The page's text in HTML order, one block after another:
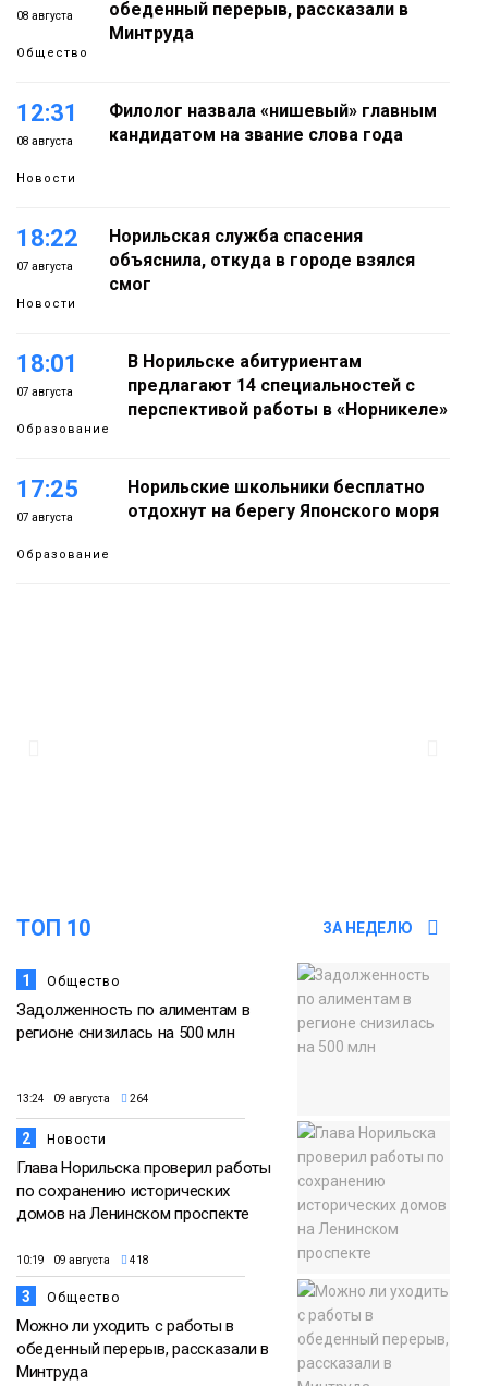
08 августа
Общество
обеденный перерыв, рассказали в
Минтруда
12:31
08 августа
Новости
Филолог назвала «нишевый» главным
кандидатом на звание слова года
18:22
07 августа
Новости
Норильская служба спасения
объяснила, откуда в городе взялся
смог
18:01
07 августа
Образование
В Норильске абитуриентам
предлагают 14 специальностей с
перспективой работы в «Норникеле»
17:25
07 августа
Образование
Норильские школьники бесплатно
отдохнут на берегу Японского моря
Спорт
ТОП 10 ЗА НЕДЕЛЮ
1 Общество
Задолженность по алиментам в
регионе снизилась на 500 млн
13:24 09 августа 264
2 Новости
Глава Норильска проверил работы
по сохранению исторических
домов на Ленинском проспекте
10:19 09 августа 418
3 Общество
Можно ли уходить с работы в
обеденный перерыв, рассказали в
Минтруда